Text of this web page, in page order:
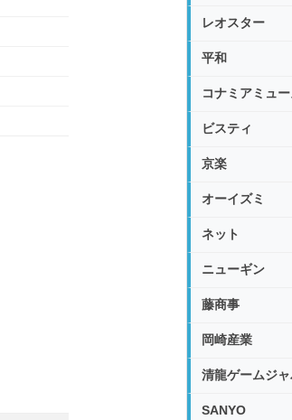
レオスター
平和
コナミアミュ
ビスティ
京楽
オーイズミ
ネット
ニューギン
藤商事
岡崎産業
清龍ゲームジ
SANYO